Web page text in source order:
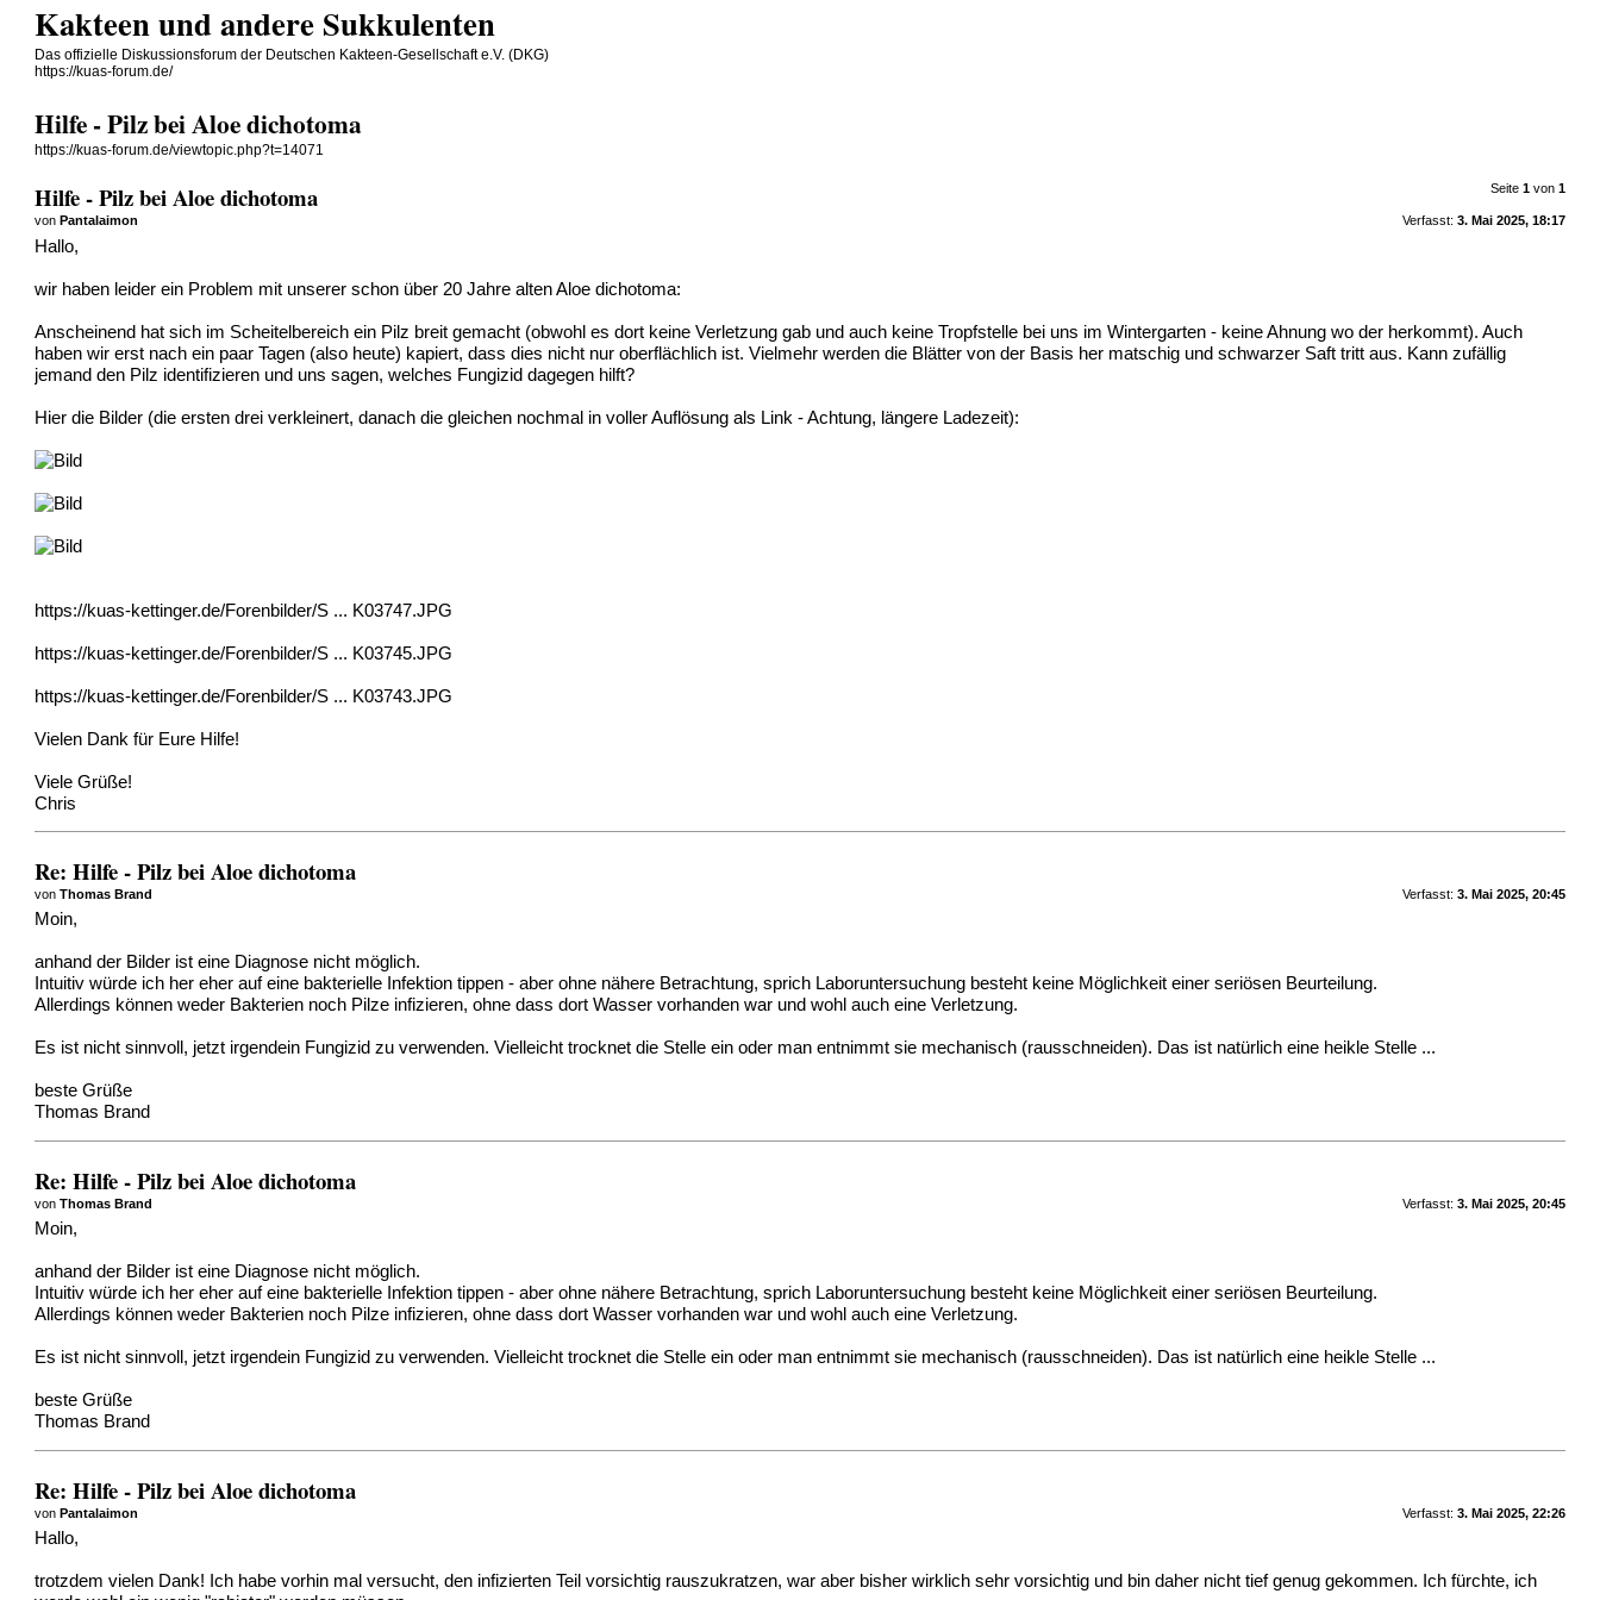
Kakteen und andere Sukkulenten
Das offizielle Diskussionsforum der Deutschen Kakteen-Gesellschaft e.V. (DKG)
https://kuas-forum.de/
Hilfe - Pilz bei Aloe dichotoma
https://kuas-forum.de/viewtopic.php?t=14071
Seite 1von 1
Hilfe - Pilz bei Aloe dichotoma
Verfasst: 3. Mai 2025, 18:17
vonPantalaimon
Hallo,
wir haben leider ein Problem mit unserer schon über 20 Jahre alten Aloe dichotoma:
Anscheinend hat sich im Scheitelbereich ein Pilz breit gemacht (obwohl es dort keine Verletzung gab und auch keine Tropfstelle bei uns im Wintergarten - keine Ahnung wo der herkommt). Auch
haben wir erst nach ein paar Tagen (also heute) kapiert, dass dies nicht nur oberflächlich ist. Vielmehr werden die Blätter von der Basis her matschig und schwarzer Saft tritt aus. Kann zufällig
jemand den Pilz identifizieren und uns sagen, welches Fungizid dagegen hilft?
Hier die Bilder (die ersten drei verkleinert, danach die gleichen nochmal in voller Auflösung als Link - Achtung, längere Ladezeit):
https://kuas-kettinger.de/Forenbilder/S ... K03747.JPG
https://kuas-kettinger.de/Forenbilder/S ... K03745.JPG
https://kuas-kettinger.de/Forenbilder/S ... K03743.JPG
Vielen Dank für Eure Hilfe!
Viele Grüße!
Chris
Re: Hilfe - Pilz bei Aloe dichotoma
Verfasst: 3. Mai 2025, 20:45
vonThomas Brand
Moin,
anhand der Bilder ist eine Diagnose nicht möglich.
Intuitiv würde ich her eher auf eine bakterielle Infektion tippen - aber ohne nähere Betrachtung, sprich Laboruntersuchung besteht keine Möglichkeit einer seriösen Beurteilung.
Allerdings können weder Bakterien noch Pilze infizieren, ohne dass dort Wasser vorhanden war und wohl auch eine Verletzung.
Es ist nicht sinnvoll, jetzt irgendein Fungizid zu verwenden. Vielleicht trocknet die Stelle ein oder man entnimmt sie mechanisch (rausschneiden). Das ist natürlich eine heikle Stelle ...
beste Grüße
Thomas Brand
Re: Hilfe - Pilz bei Aloe dichotoma
Verfasst: 3. Mai 2025, 20:45
vonThomas Brand
Moin,
anhand der Bilder ist eine Diagnose nicht möglich.
Intuitiv würde ich her eher auf eine bakterielle Infektion tippen - aber ohne nähere Betrachtung, sprich Laboruntersuchung besteht keine Möglichkeit einer seriösen Beurteilung.
Allerdings können weder Bakterien noch Pilze infizieren, ohne dass dort Wasser vorhanden war und wohl auch eine Verletzung.
Es ist nicht sinnvoll, jetzt irgendein Fungizid zu verwenden. Vielleicht trocknet die Stelle ein oder man entnimmt sie mechanisch (rausschneiden). Das ist natürlich eine heikle Stelle ...
beste Grüße
Thomas Brand
Re: Hilfe - Pilz bei Aloe dichotoma
Verfasst: 3. Mai 2025, 22:26
vonPantalaimon
Hallo,
trotzdem vielen Dank! Ich habe vorhin mal versucht, den infizierten Teil vorsichtig rauszukratzen, war aber bisher wirklich sehr vorsichtig und bin daher nicht tief genug gekommen. Ich fürchte, ich